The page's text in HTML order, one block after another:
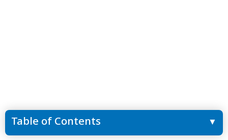
Table of Contents